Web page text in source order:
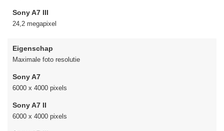
Sony A7 III
24,2 megapixel
Eigenschap
Maximale foto resolutie
Sony A7
6000 x 4000 pixels
Sony A7 II
6000 x 4000 pixels